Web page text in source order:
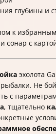
глубины и
к
сонар с
эхолота
Не
с
, тщательно